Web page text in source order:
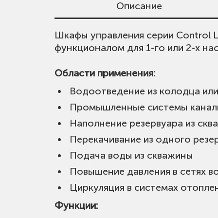
Описание
Шкафы управления серии Control
функционалом для 1-го или 2-х
Области применения:
Водоотведение из колодца
Промышленные системы
Наполнение резервуара из
Перекачивание из одного
Подача воды из скважины
Повышение давления в сетях
Циркуляция в системах
Функции:
Частота, Гц:50 Гц
Диапазон температуры
Мощность (Р2) одного насоса:
Номинальная мощность:1 ×
Максимальное потребление
Степень защиты:
Для просмотра цен скачайте
Обращаем внимание, что в прайс-
ОТКРЫТЬ ПРАЙС ЛИСТ